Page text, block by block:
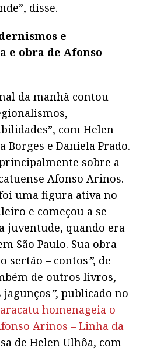
disse.
e
e obra de Afonso
da manhã contou
com Helen
Borges e Daniela Prado.
sobre a
Afonso Arinos.
uma figura ativa no
e começou a se
juventude, quando era
São Paulo. Sua obra
sertão – contos”, de
de outros livros,
jagunços”, publicado no
homenageia o
Arinos – Linha da
de Helen Ulhôa, com